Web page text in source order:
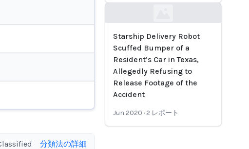
分類法の詳細
Starship Delivery Robot
Scuffed Bumper of a
Resident’s Car in Texas,
Allegedly Refusing to
Release Footage of the
Accident
Jun 2020 · 2 レポート